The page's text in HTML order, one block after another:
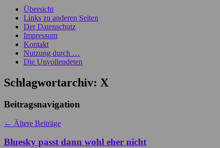
Übersicht
Links zu anderen Seiten
Der Datenschutz
Impressum
Kontakt
Nutzung durch …
Die Unvollendeten
Schlagwortarchiv: X
Beitragsnavigation
← Ältere Beiträge
Bluesky passt dann wohl eher nicht